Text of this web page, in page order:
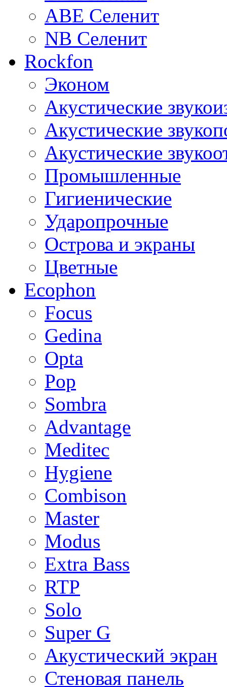
ABE Селенит
NB Селенит
Rockfon
Эконом
Акустические
Акустические
Акустические
Промышленные
Гигиенические
Ударопрочные
Острова и экраны
Цветные
Ecophon
Focus
Gedina
Opta
Pop
Sombra
Advantage
Meditec
Hygiene
Combison
Master
Modus
Extra Bass
RTP
Solo
Super G
Акустический экран
Стеновая панель